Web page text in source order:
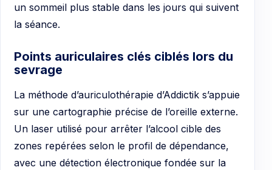
un sommeil plus stable dans les jours qui suivent
la séance.
Points auriculaires clés ciblés lors du
sevrage
La méthode d’auriculothérapie d’Addictik s’appuie
sur une cartographie précise de l’oreille externe.
Un laser utilisé pour arrêter l’alcool cible des
zones repérées selon le profil de dépendance,
avec une détection électronique fondée sur la